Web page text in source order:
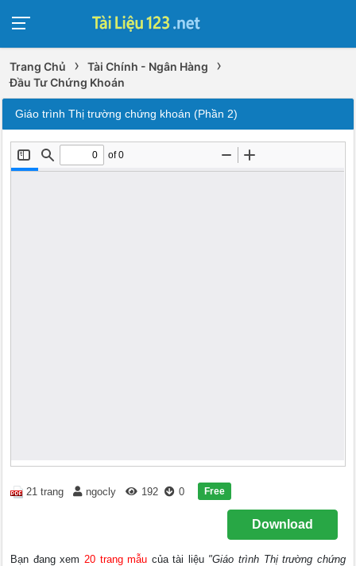
Trang Chủ › Tài Chính - Ngân Hàng ›
Đầu Tư Chứng Khoán
Giáo trình Thị trường chứng khoán (Phần 2)
21 trang ngocly 192 0 Free
Download
Bạn đang xem 20 trang mẫu của tài liệu "Giáo trình Thị trường chứng